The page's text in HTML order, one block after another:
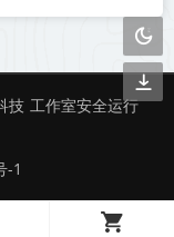
技 工作室安全运行
-1
󦐹